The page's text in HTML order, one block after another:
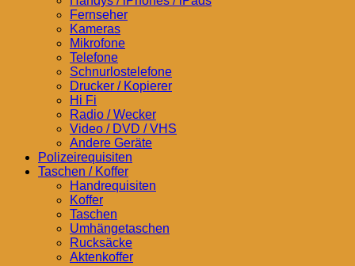
Fernseher
Kameras
Mikrofone
Telefone
Schnurlostelefone
Drucker / Kopierer
Hi Fi
Radio / Wecker
Video / DVD / VHS
Andere Geräte
Polizeirequisiten
Taschen / Koffer
Handrequisiten
Koffer
Taschen
Umhängetaschen
Rucksäcke
Aktenkoffer